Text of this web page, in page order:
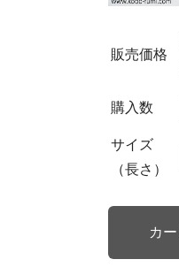
販売価格
購入数
サイズ
（長さ）